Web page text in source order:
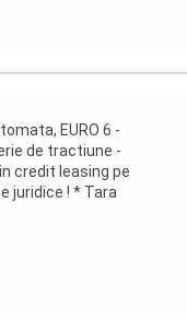
EURO 6 -
de tractiune -
credit leasing pe
juridice ! * Tara